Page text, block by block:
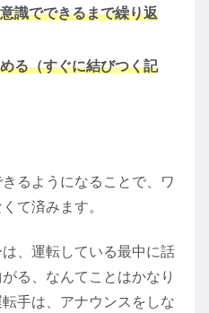
識でできるまで繰り返
る（すぐに結びつく記
るようになることで、ワ
て済みます。
、運転している最中に話
る、なんてことはかなり
手は、アナウンスをしな